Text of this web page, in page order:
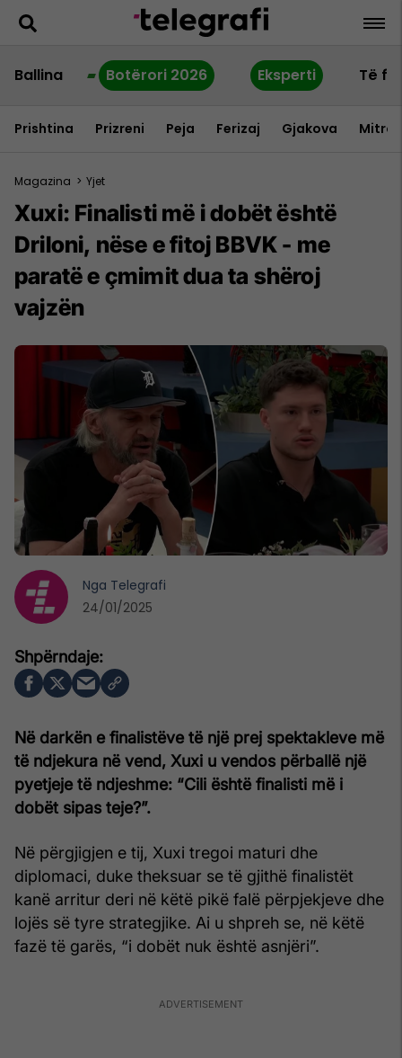
Ballina Botërori 2026 Eksperti Të
Prishtina Prizreni Peja Ferizaj Gjakova
Magazina > Yjet
Xuxi: Finalisti më i dobët është
Driloni, nëse e fitoj BBVK - me
paratë e çmimit dua ta shëroj
vajzën
Në darkën e finalistëve të një prej spektakleve më
të ndjekura në vend, Xuxi u vendos përballë një
pyetjeje të ndjeshme: “Cili është finalisti më i
dobët sipas teje?”.
Në përgjigjen e tij, Xuxi tregoi maturi dhe
diplomaci, duke theksuar se të gjithë finalistët
kanë arritur deri në këtë pikë falë përpjekjeve dhe
lojës së tyre strategjike. Ai u shpreh se, në këtë
fazë të garës, “i dobët nuk është asnjëri”.
Nga Telegrafi
24/01/2025